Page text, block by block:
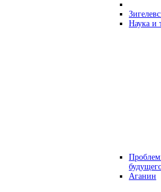
Наука и
Аганин